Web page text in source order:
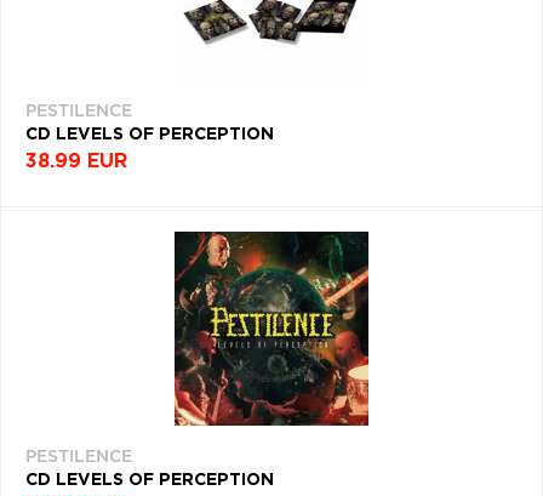
PESTILENCE
CD LEVELS OF PERCEPTION
38.99 EUR
PESTILENCE
CD LEVELS OF PERCEPTION